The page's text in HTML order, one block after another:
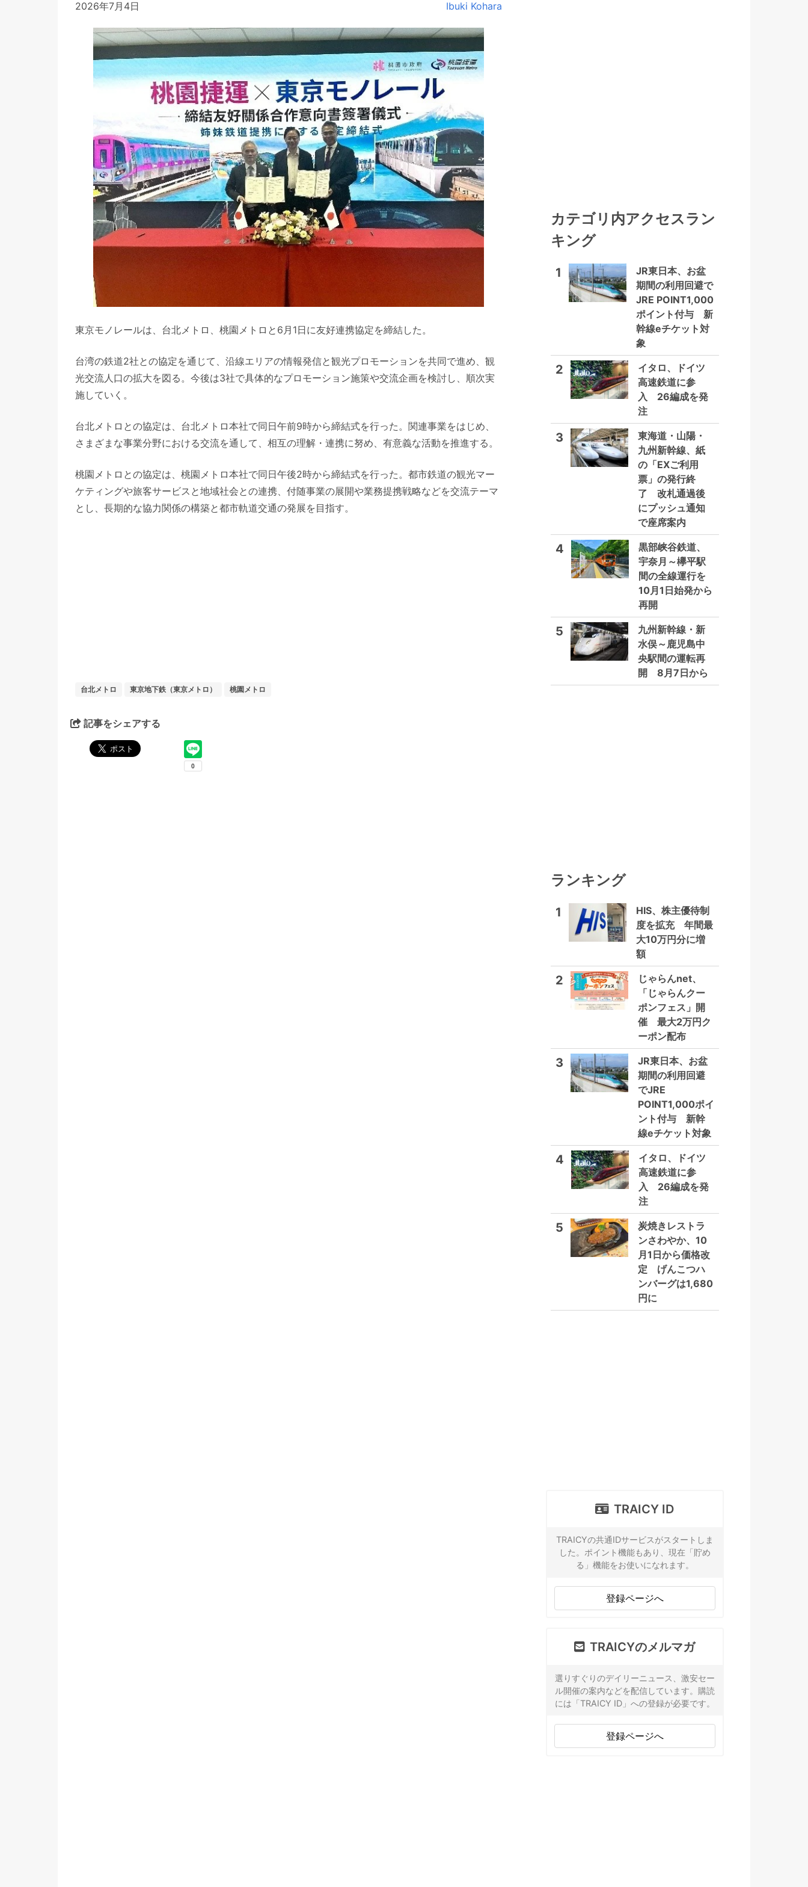
2026年7月4日 Ibuki Kohara
東京モノレールは、台北メトロ、桃園メトロと6月1日に友好連携協定を締結した。
台湾の鉄道2社との協定を通じて、沿線エリアの情報発信と観光プロモーションを共同で進め、観
光交流人口の拡大を図る。今後は3社で具体的なプロモーション施策や交流企画を検討し、順次実
施していく。
台北メトロとの協定は、台北メトロ本社で同日午前9時から締結式を行った。関連事業をはじめ、
さまざまな事業分野における交流を通して、相互の理解・連携に努め、有意義な活動を推進する。
桃園メトロとの協定は、桃園メトロ本社で同日午後2時から締結式を行った。都市鉄道の観光マー
ケティングや旅客サービスと地域社会との連携、付随事業の展開や業務提携戦略などを交流テーマ
とし、長期的な協力関係の構築と都市軌道交通の発展を目指す。
台北メトロ 東京地下鉄（東京メトロ） 桃園メトロ
記事をシェアする
カテゴリ内アクセスラン
キング
1
JR東日本、お盆
期間の利用回避で
JRE POINT1,000
ポイント付与 新
幹線eチケット対
象
2
イタロ、ドイツ
高速鉄道に参
入 26編成を発
注
3
東海道・山陽・
九州新幹線、紙
の「EXご利用
票」の発行終
了 改札通過後
にプッシュ通知
で座席案内
4
黒部峡谷鉄道、
宇奈月～欅平駅
間の全線運行を
10月1日始発から
再開
5
九州新幹線・新
水俣～鹿児島中
央駅間の運転再
開 8月7日から
ランキング
1
HIS、株主優待制
度を拡充 年間最
大10万円分に増
額
2
じゃらんnet、
「じゃらんクー
ポンフェス」開
催 最大2万円ク
ーポン配布
3
JR東日本、お盆
期間の利用回避
でJRE
POINT1,000ポイ
ント付与 新幹
線eチケット対象
4
イタロ、ドイツ
高速鉄道に参
入 26編成を発
注
5
炭焼きレストラ
ンさわやか、10
月1日から価格改
定 げんこつハ
ンバーグは1,680
円に
TRAICY ID
TRAICYの共通IDサービスがスタートしま
した。ポイント機能もあり、現在「貯め
る」機能をお使いになれます。
登録ページへ
TRAICYのメルマガ
選りすぐりのデイリーニュース、激安セー
ル開催の案内などを配信しています。購読
には「TRAICY ID」への登録が必要です。
登録ページへ